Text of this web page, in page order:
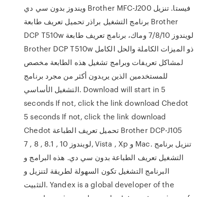
ويندوز بدون سي دي Brother MFC-J200 فيستا. تنزيل
برنامج التشغيل براذر تحميل تعريف طابعة Brother
DCP T510w لويندوز 7/8/10 وماك، برنامج تعريف طابعة
Brother DCP T510w ذو الميزات الكاملة والحل الكامل
لمشاكل تعريفات وبرامج تشغيل هذه الطابعة مخصص
للمستخدمين الذين يريدون أكثر من مجرد برنامج
التشغيل الأساسي. Download will start in 5
seconds If not, click the link download Chedot
5 seconds If not, click the link download
Chedot تحميل تعريف الطباعة Brother DCP-J105
لويندوز 10 , 8.1 , 8 , 7, Vista , Xp و Mac. تنزيل برنامج
التشغيل تعريف الطباعة بدون سي دي. هذه البرامج و
البرنامج التشغيل تكون السهولة لطريقة لتنزيل و
التثبيت. Yandex is a global developer of the